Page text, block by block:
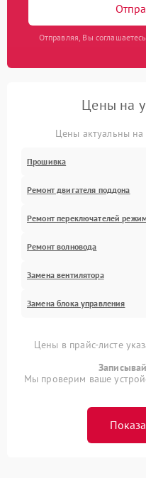
Отправляя, Вы
Цены на
Цены актуальны
Прошивка
Ремонт двигателя поддона
Ремонт переключателей
Ремонт волновода
Замена вентилятора
Замена блока управления
Цены в прайс-листе
Мы проверим ваше